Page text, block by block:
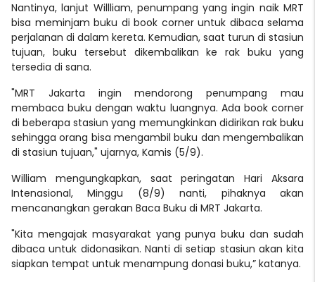
Nantinya, lanjut Willliam, penumpang yang ingin naik MRT
bisa meminjam buku di book corner untuk dibaca selama
perjalanan di dalam kereta. Kemudian, saat turun di stasiun
tujuan, buku tersebut dikembalikan ke rak buku yang
tersedia di sana.
"MRT Jakarta ingin mendorong penumpang mau
membaca buku dengan waktu luangnya. Ada book corner
di beberapa stasiun yang memungkinkan didirikan rak buku
sehingga orang bisa mengambil buku dan mengembalikan
di stasiun tujuan," ujarnya, Kamis (5/9).
William mengungkapkan, saat peringatan Hari Aksara
Intenasional, Minggu (8/9) nanti, pihaknya akan
mencanangkan gerakan Baca Buku di MRT Jakarta.
"Kita mengajak masyarakat yang punya buku dan sudah
dibaca untuk didonasikan. Nanti di setiap stasiun akan kita
siapkan tempat untuk menampung donasi buku,” katanya.